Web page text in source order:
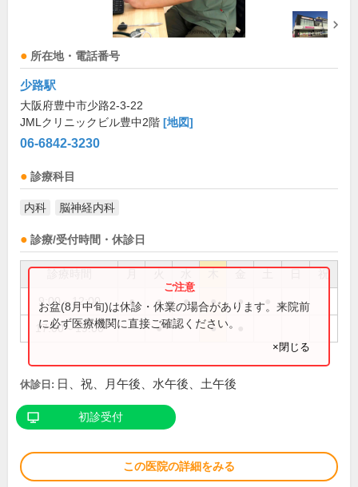
所在地・電話番号
少路駅
大阪府豊中市少路2-3-22
JMLクリニックビル豊中2階 [地図]
06-6842-3230
診療科目
内科 脳神経内科
診療/受付時間・休診日
祝
9:00～12:00 ● ● ● ● ●
17:00～19:00 ● ●
お盆(8月中旬)は休診・休業の場合があります。来院前
に必ず医療機関に直接ご確認ください。
×閉じる
休診日: 日、祝、月午後、水午後、土午後
初診受付
この医院の詳細をみる